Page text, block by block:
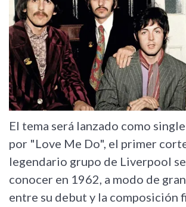
El tema será lanzado como
por "Love Me Do", el primer
legendario grupo de Liverpool
conocer en 1962, a modo de
entre su debut y la composición